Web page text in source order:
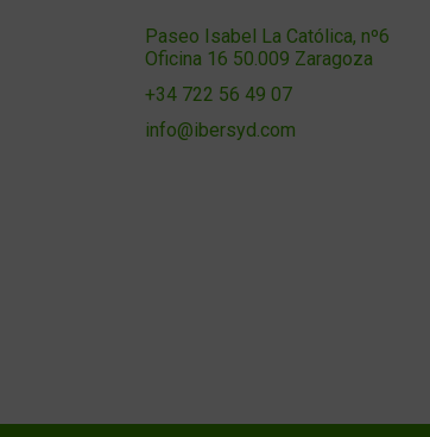
Paseo Isabel La Católica, nº6
Oficina 16 50.009 Zaragoza
+34 722 56 49 07
info@ibersyd.com